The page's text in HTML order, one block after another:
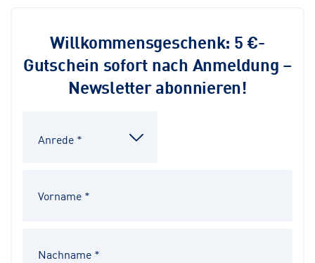
Willkommensgeschenk: 5 €-
Gutschein sofort nach Anmeldung –
Newsletter abonnieren!